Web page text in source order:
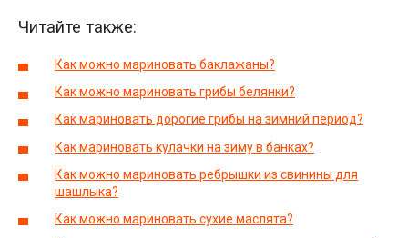
Читайте также:
Как можно мариновать баклажаны?
Как можно мариновать грибы белянки?
Как мариновать дорогие грибы на зимний период?
Как мариновать кулачки на зиму в банках?
Как можно мариновать ребрышки из свинины для
шашлыка?
Как можно мариновать сухие маслята?